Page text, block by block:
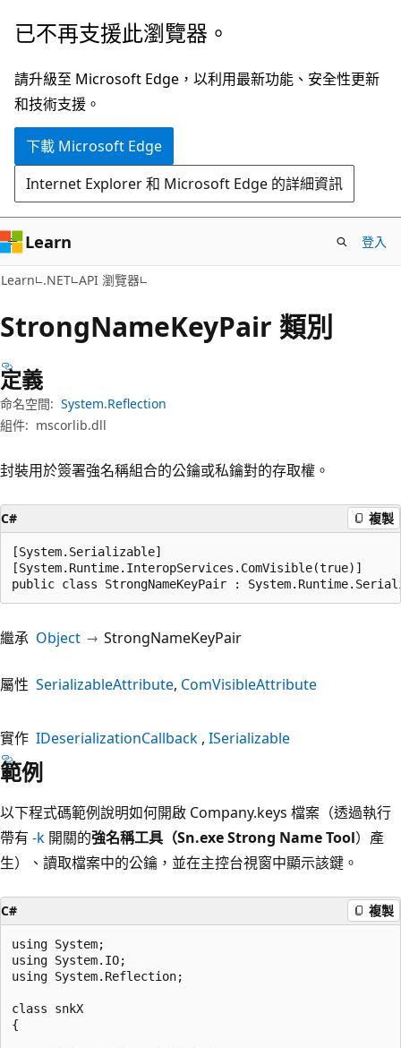
跳
主
要
內
跳
頁
面
內
覽
已不再支援此瀏覽器。
請升級至 Microsoft Edge，以利用最新功能、安全性更新
和技術支援。
下載 Microsoft Edge
Internet Explorer 和 Microsoft Edge 的詳細資訊
Learn 登入
Learn .NET API 瀏覽器
StrongNameKeyPair 類別
定義
命名空間: System.Reflection
組件: mscorlib.dll
封裝用於簽署強名稱組合的公鑰或私鑰對的存取權。
C# 複製
[System.Serializable]
[System.Runtime.InteropServices.ComVisible(true)]
public class StrongNameKeyPair :
繼承 Object StrongNameKeyPair
屬性 SerializableAttribute ComVisibleAttribute
實作 IDeserializationCallback ISerializable
範例
以下程式碼範例說明如何開啟 Company.keys 檔案（透過執行
帶有 -k 開關的強名稱工具（Sn.exe Strong Name Tool）產
生）、讀取檔案中的公鑰，並在主控台視窗中顯示該鍵。
C# 複製
using System;
using System.IO;
using System.Reflection;
class snkX
{